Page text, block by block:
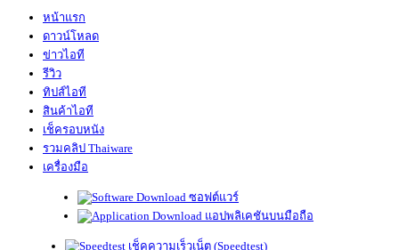
หน้าแรก
ดาวน์โหลด
ข่าวไอที
รีวิว
ทิปส์ไอที
สินค้าไอที
เช็ครอบหนัง
รวมคลิป Thaiware
เครื่องมือ
ซอฟต์แวร์
แอปพลิเคชันบนมือถือ
เช็คความเร็วเน็ต (Speedtest)